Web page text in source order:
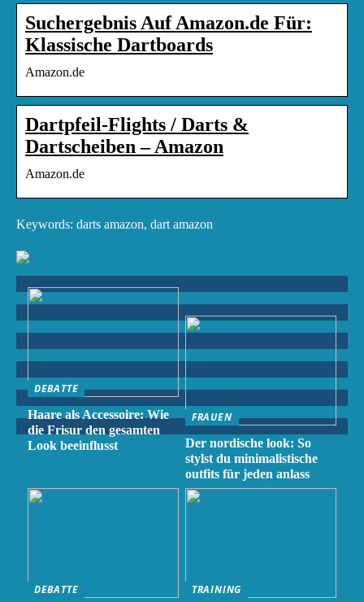
Suchergebnis Auf Amazon.de Für:
Klassische Dartboards
Amazon.de
Dartpfeil-Flights / Darts &
Dartscheiben – Amazon
Amazon.de
Keywords: darts amazon, dart amazon
DEBATTE
Haare als Accessoire: Wie
die Frisur den gesamten
Look beeinflusst
FRAUEN
Der nordische look: So
stylst du minimalistische
outfits für jeden anlass
DEBATTE
TRAINING